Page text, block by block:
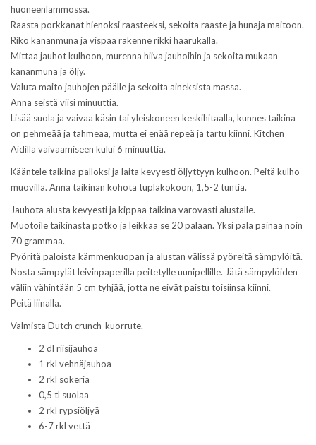
huoneenlämmössä.
Raasta porkkanat hienoksi raasteeksi, sekoita raaste ja hunaja maitoon.
Riko kananmuna ja vispaa rakenne rikki haarukalla.
Mittaa jauhot kulhoon, murenna hiiva jauhoihin ja sekoita mukaan
kananmuna ja öljy.
Valuta maito jauhojen päälle ja sekoita aineksista massa.
Anna seistä viisi minuuttia.
Lisää suola ja vaivaa käsin tai yleiskoneen keskihitaalla, kunnes taikina
on pehmeää ja tahmeaa, mutta ei enää repeä ja tartu kiinni. Kitchen
Aidilla vaivaamiseen kului 6 minuuttia.
Kääntele taikina palloksi ja laita kevyesti öljyttyyn kulhoon. Peitä kulho
muovilla. Anna taikinan kohota tuplakokoon, 1,5-2 tuntia.
Jauhota alusta kevyesti ja kippaa taikina varovasti alustalle.
Muotoile taikinasta pötkö ja leikkaa se 20 palaan. Yksi pala painaa noin
70 grammaa.
Pyöritä paloista kämmenkuopan ja alustan välissä pyöreitä sämpylöitä.
Nosta sämpylät leivinpaperilla peitetylle uunipellille. Jätä sämpylöiden
väliin vähintään 5 cm tyhjää, jotta ne eivät paistu toisiinsa kiinni.
Peitä liinalla.
Valmista Dutch crunch-kuorrute.
2 dl riisijauhoa
1 rkl vehnäjauhoa
2 rkl sokeria
0,5 tl suolaa
2 rkl rypsiöljyä
6-7 rkl vettä